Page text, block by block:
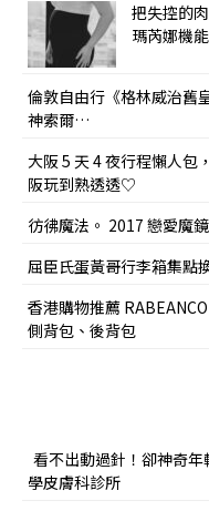
把失控的
瑪芮娜機
倫敦自由行《格林威治舊
神索爾…
大阪 5 天 4 夜行程懶人包
阪玩到熟透透♡
彷彿魔法。 2017 戀愛魔
屈臣氏蛋黃哥行李箱集點
香港購物推薦
側背包、後背包
看不出動過針！卻神奇年
學皮膚科診所